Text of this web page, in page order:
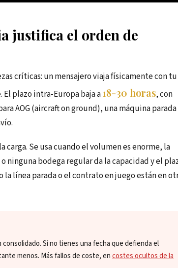
justifica el orden de
críticas: un mensajero viaja físicamente con tu
plazo intra-Europa baja a18-30 horas, con
AOG (aircraft on ground), una máquina parada
Se usa cuando el volumen es enorme, la
bodega regular da la capacidad y el
la línea parada o el contrato en juego están en
Si no tienes una fecha que defienda el
menos. Más fallos de coste, encostes ocultos de la